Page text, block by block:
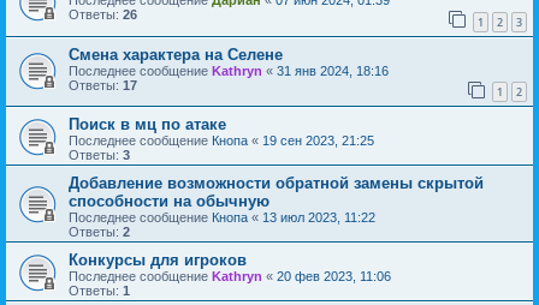
Ответы: 26 1 2 3
Смена характера на Селене
Последнее сообщение Kathryn « 31 янв 2024, 18:16
Ответы: 17 1 2
Поиск в мц по атаке
Последнее сообщение Кнопа « 19 сен 2023, 21:25
Ответы: 3
Добавление возможности обратной замены скрытой
способности на обычную
Последнее сообщение Кнопа « 13 июл 2023, 11:22
Ответы: 2
Конкурсы для игроков
Последнее сообщение Kathryn « 20 фев 2023, 11:06
Ответы: 1